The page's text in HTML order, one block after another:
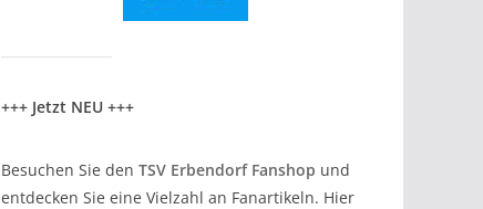
+++ Jetzt NEU +++
Besuchen Sie den TSV Erbendorf Fanshop und
entdecken Sie eine Vielzahl an Fanartikeln. Hier